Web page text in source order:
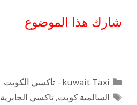
شارك هذا الموضوع
التصنيفات
kuwait Taxi - تاكسي الكويت
الوسوم
السالمية كويت,تاكسي الجابرية